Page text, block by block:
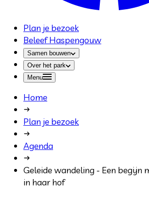
Plan je bezoek
Beleef Haspengouw
Samen bouwen
Over het park
Menu
Home
Plan je bezoek
Agenda
Geleide wandeling - Een begijn
in haar hof